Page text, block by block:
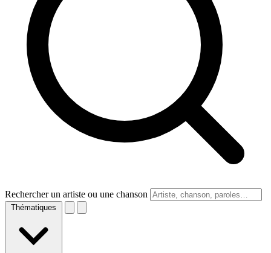
Rechercher un artiste ou une chanson
Thématiques